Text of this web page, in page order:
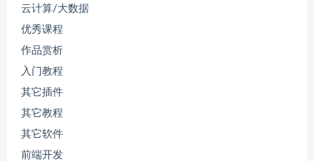
云计算/大数据
优秀课程
作品赏析
入门教程
其它插件
其它教程
其它软件
前端开发